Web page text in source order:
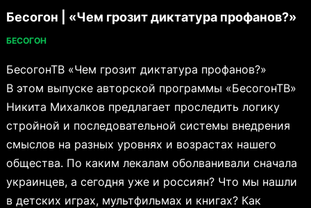
Бесогон | «Чем грозит диктатура профанов?»
БЕСОГОН
БесогонТВ «Чем грозит диктатура профанов?»
В этом выпуске авторской программы «БесогонТВ»
Никита Михалков предлагает проследить логику
стройной и последовательной системы внедрения
смыслов на разных уровнях и возрастах нашего
общества. По каким лекалам оболванивали сначала
украинцев, а сегодня уже и россиян? Что мы нашли
в детских играх, мультфильмах и книгах? Как